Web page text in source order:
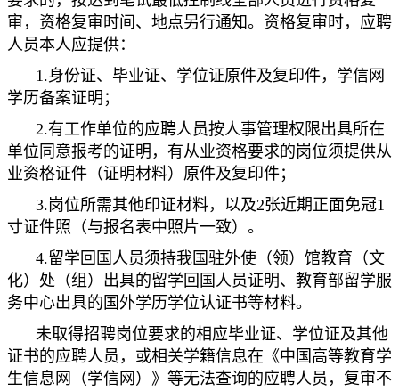
审，资格复审时间、地点另行通知。资格复审时，应聘
人员本人应提供：
1.身份证、毕业证、学位证原件及复印件，学信网
学历备案证明；
2.有工作单位的应聘人员按人事管理权限出具所在
单位同意报考的证明，有从业资格要求的岗位须提供从
业资格证件（证明材料）原件及复印件；
3.岗位所需其他印证材料，以及2张近期正面免冠1
寸证件照（与报名表中照片一致）。
4.留学回国人员须持我国驻外使（领）馆教育（文
化）处（组）出具的留学回国人员证明、教育部留学服
务中心出具的国外学历学位认证书等材料。
未取得招聘岗位要求的相应毕业证、学位证及其他
证书的应聘人员，或相关学籍信息在《中国高等教育学
生信息网（学信网）》等无法查询的应聘人员，复审不